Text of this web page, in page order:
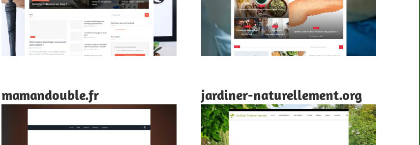
mamandouble.fr jardiner-naturellement.org